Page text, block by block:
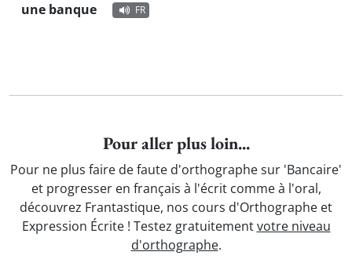
une banque FR
Pour aller plus loin...
Pour ne plus faire de faute d'orthographe sur 'Bancaire'
et progresser en français à l'écrit comme à l'oral,
découvrez Frantastique, nos cours d'Orthographe et
Expression Écrite ! Testez gratuitementvotre niveau
d'orthographe.